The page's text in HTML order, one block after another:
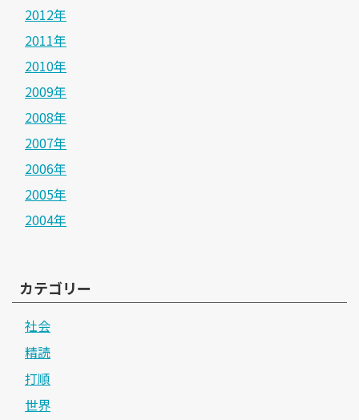
2012年
2011年
2010年
2009年
2008年
2007年
2006年
2005年
2004年
カテゴリー
社会
精読
打順
世界